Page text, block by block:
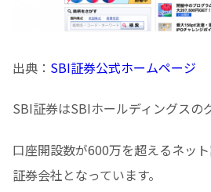
出典： SBI証券公式ホームページ
SBI証券はSBIホールディングスの
口座開設数が600万を超えるネッ
証券会社となっています。